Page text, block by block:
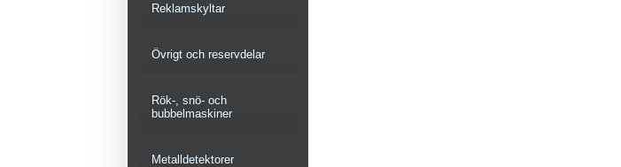
Reklamskyltar
Övrigt och reservdelar
Rök-, snö- och
bubbelmaskiner
Metalldetektorer